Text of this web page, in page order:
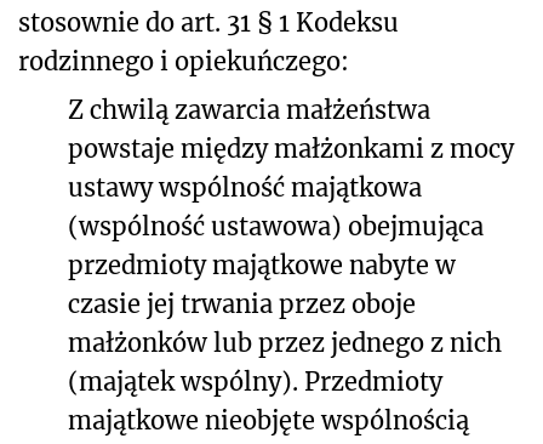
stosownie do art. 31 § 1 Kodeksu
rodzinnego i opiekuńczego:
Z chwilą zawarcia małżeństwa
powstaje między małżonkami z mocy
ustawy wspólność majątkowa
(wspólność ustawowa) obejmująca
przedmioty majątkowe nabyte w
czasie jej trwania przez oboje
małżonków lub przez jednego z nich
(majątek wspólny). Przedmioty
majątkowe nieobjęte wspólnością